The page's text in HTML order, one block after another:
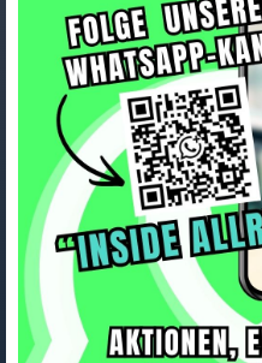
77 Ergebnisse